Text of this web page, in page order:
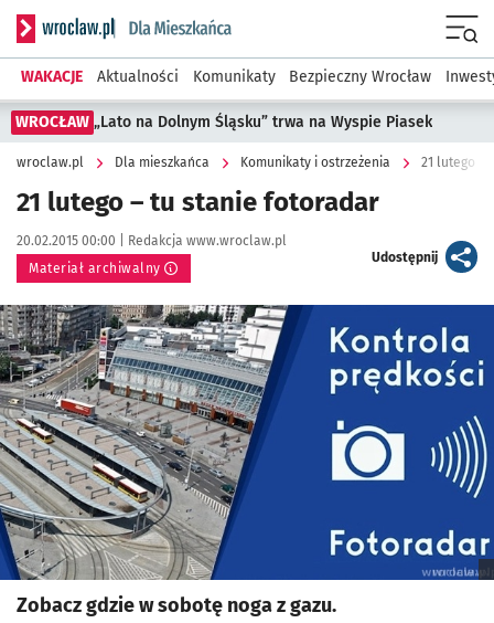
Serwis informacyjny wroclaw.pl podserwis: Dla mieszkańca
WAKACJE Aktualności Komunikaty Bezpieczny Wrocław
WROCŁAW „Lato na Dolnym Śląsku” trwa na Wyspie Piasek
wroclaw.pl Dla mieszkańca Komunikaty i ostrzeżenia 21 lutego –
21 lutego – tu stanie fotoradar
Data publikacji:
20.02.2015 00:00 | Autor:
Redakcja www.wroclaw.pl
Materiał archiwalny
Udostępnijartykuł
Kliknij, aby powiększyć
Zobacz gdzie w sobotę noga z gazu.